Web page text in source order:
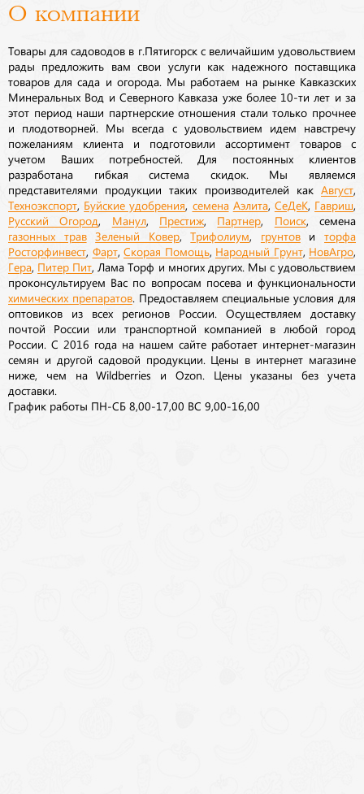
О компании
Товары для садоводов в г.Пятигорск с величайшим удовольствием
рады предложить вам свои услуги как надежного поставщика
товаров для сада и огорода. Мы работаем на рынке Кавказских
Минеральных Вод и Северного Кавказа уже более 10-ти лет и за
этот период наши партнерские отношения стали только прочнее
и плодотворней. Мы всегда с удовольствием идем навстречу
пожеланиям клиента и подготовили ассортимент товаров с
учетом Ваших потребностей. Для постоянных клиентов
разработана гибкая система скидок. Мы являемся
представителями продукции таких производителей как Август
Техноэкспорт Буйские удобрения семена Аэлита, СеДеК Гавриш
Русский Огород Манул, Престиж Партнер Поиск, семена
газонных трав Зеленый Ковер,Трифолиум грунтовиторфа
Росторфинвест Фарт, Скорая Помощь Народный Грунт, НовАгро
Гера Питер Пит , Лама Торф и многих других. Мы с удовольствием
проконсультируем Вас по вопросам посева и функциональности
химических препаратов. Предоставляем специальные условия для
оптовиков из всех регионов России. Осуществляем доставку
почтой России или транспортной компанией в любой город
России. С 2016 года на нашем сайте работает интернет-магазин
семян и другой садовой продукции. Цены в интернет магазине
ниже, чем на Wildberries и Ozon. Цены указаны без учета
доставки.
График работы ПН-СБ 8,00-17,00 ВС 9,00-16,00